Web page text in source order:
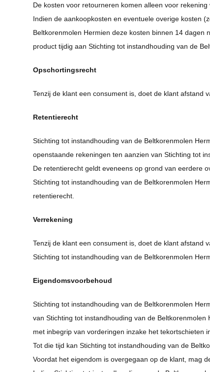
De kosten voor retourneren komen alleen voor
Indien de aankoopkosten en eventuele overige kosten
Beltkorenmolen Hermien deze kosten binnen 14
product tijdig aan Stichting tot instandhouding van de
Opschortingsrecht
Tenzij de klant een consument is, doet de klant afstand
Retentierecht
Stichting tot instandhouding van de Beltkorenmolen
openstaande rekeningen ten aanzien van Stichting tot
De retentierecht geldt eveneens op grond van eerdere
Stichting tot instandhouding van de Beltkorenmolen
retentierecht.
Verrekening
Tenzij de klant een consument is, doet de klant afstand
Stichting tot instandhouding van de Beltkorenmolen
Eigendomsvoorbehoud
Stichting tot instandhouding van de Beltkorenmolen
van Stichting tot instandhouding van de
met inbegrip van vorderingen inzake het tekortschieten
Tot die tijd kan Stichting tot instandhouding van de
Voordat het eigendom is overgegaan op de klant, mag